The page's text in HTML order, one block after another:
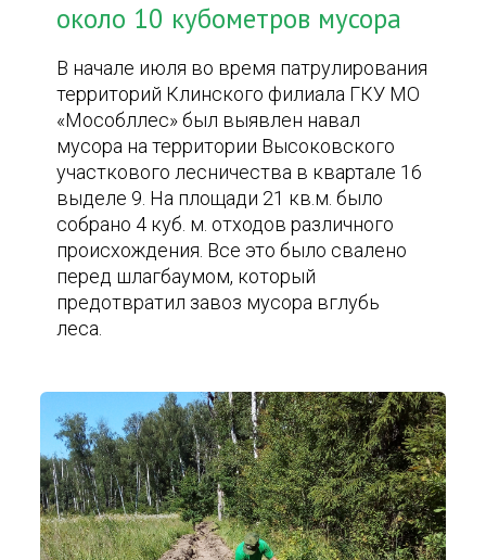
около 10 кубометров мусора
В начале июля во время патрулирования
территорий Клинского филиала ГКУ МО
«Мособллес» был выявлен навал
мусора на территории Высоковского
участкового лесничества в квартале 16
выделе 9. На площади 21 кв.м. было
собрано 4 куб. м. отходов различного
происхождения. Все это было свалено
перед шлагбаумом, который
предотвратил завоз мусора вглубь
леса.